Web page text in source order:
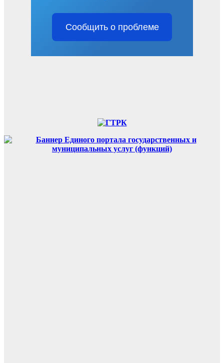
Сообщить о проблеме